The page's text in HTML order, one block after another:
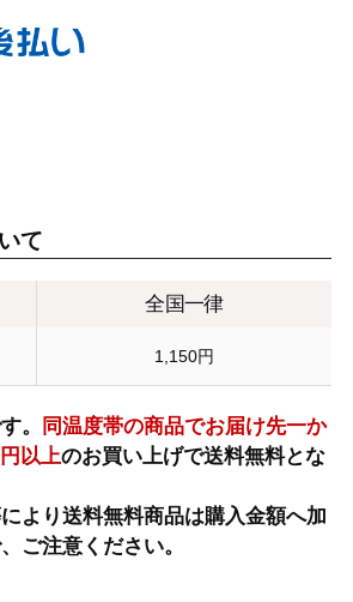
て
全国一律
1,150円
。
同温度帯の商品でお届け先一か
以上のお買い上げで送料無料とな
より送料無料商品は購入金額へ加
ご注意ください。